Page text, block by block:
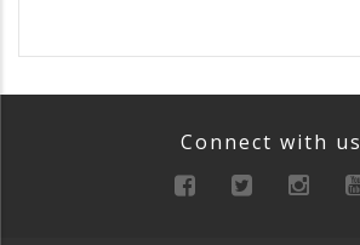
Connect with us